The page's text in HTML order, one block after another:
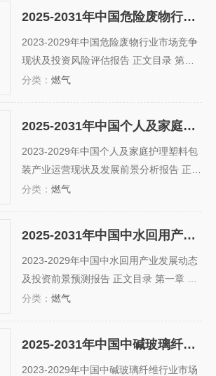
在国民经济中的地位 四 压缩天然气汽车
与加气站行业生命周期分析 1．行...
2025-2031年中国危险废物行业市场竞争现状及投资风险评估报告
2023-2029年中国危险废物行业市场竞争
现状及投资风险评估报告 正文目录 第一
章 危险废物行业相关概述 1.1 危险废物的
1.2 危险废物的分布状况 1.2.1 行业分布
1.2.2 区域分布 1.3 危险废...
分类： 燃气
2025-2031年中国个人及家庭护理塑料包装产业运营现状及发展前景分析报告
2023-2029年中国个人及家庭护理塑料包
装产业运营现状及发展前景分析报告 正文
目录 第一章 个人及家庭护理塑料包装行
业主要产品分类 1.1.3 行业主要商业模式
1.2 个人及家庭护理塑料包装行...
分类： 燃气
2025-2031年中国中水回用产业发展动态及投资前景预测报告
2023-2029年中国中水回用产业发展动态
及投资前景预测报告 正文目录 第一章 中
水回用产业基础阐释 第一节 中水处理方
完善地区的单位建筑中水回用系统 二、排
水设施不完善地区的单位建筑中水...
分类： 燃气
2025-2031年中国中碱玻璃纤维行业市场调查研究及投资机会分析报告
2023-2029年中国中碱玻璃纤维行业市场